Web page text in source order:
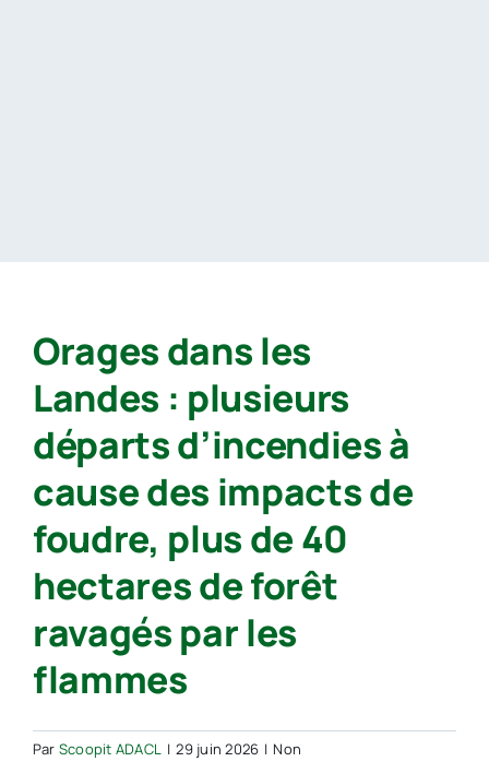
Orages dans les
Landes : plusieurs
départs d’incendies à
cause des impacts de
foudre, plus de 40
hectares de forêt
ravagés par les
flammes
Par Scoopit ADACL | 29 juin 2026 | Non